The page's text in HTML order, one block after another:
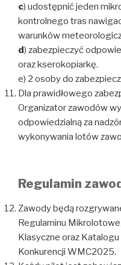
c) udostępnić jeden
kontrolnego tras
warunków
d) zabezpieczyć
oraz kserokopiarkę.
e) 2 osoby do
Dla prawidłowego
Organizator zawodów
odpowiedzialną za
wykonywania lotów
Regulamin
Zawody będą
Regulaminu
Klasyczne oraz
Konkurencji WMC2025.